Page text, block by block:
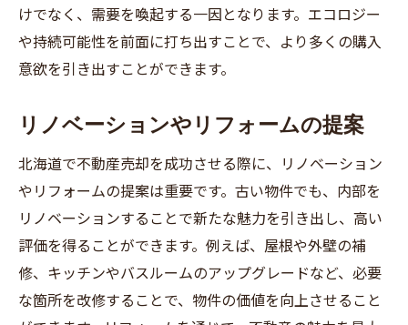
けでなく、需要を喚起する一因となります。エコロジー
や持続可能性を前面に打ち出すことで、より多くの購入
意欲を引き出すことができます。
リノベーションやリフォームの提案
北海道で不動産売却を成功させる際に、リノベーション
やリフォームの提案は重要です。古い物件でも、内部を
リノベーションすることで新たな魅力を引き出し、高い
評価を得ることができます。例えば、屋根や外壁の補
修、キッチンやバスルームのアップグレードなど、必要
な箇所を改修することで、物件の価値を向上させること